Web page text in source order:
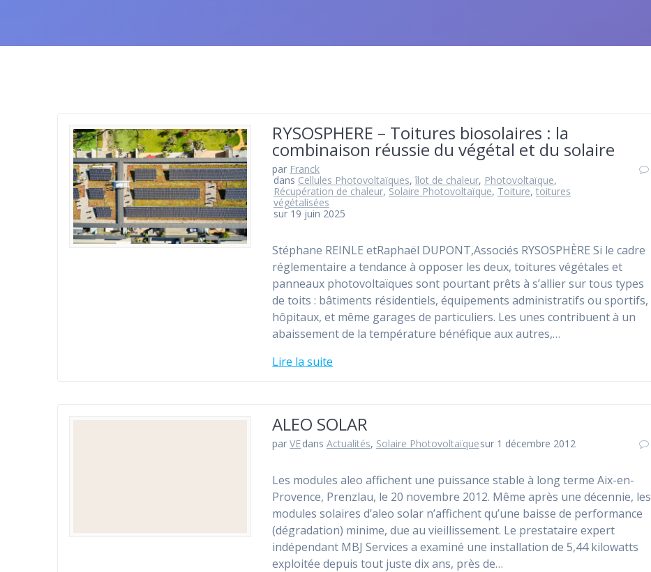
RYSOSPHERE – Toitures biosolaires : la
combinaison réussie du végétal et du solaire
par Franck
dans Cellules Photovoltaïques,îlot de chaleur, Photovoltaïque,
Récupération de chaleur, Solaire Photovoltaïque, Toiture, toitures
végétalisées
sur 19 juin 2025
Stéphane REINLE etRaphaël DUPONT,Associés RYSOSPHÈRE Si le cadre
réglementaire a tendance à opposer les deux, toitures végétales et
panneaux photovoltaïques sont pourtant prêts à s’allier sur tous types
de toits : bâtiments résidentiels, équipements administratifs ou sportifs,
hôpitaux, et même garages de particuliers. Les unes contribuent à un
abaissement de la température bénéfique aux autres,…
Lire la suite
ALEO SOLAR
parVEdans Actualités, Solaire Photovoltaïquesur 1 décembre 2012
Les modules aleo affichent une puissance stable à long terme Aix-en-
Provence, Prenzlau, le 20 novembre 2012. Même après une décennie, les
modules solaires d’aleo solar n’affichent qu’une baisse de performance
(dégradation) minime, due au vieillissement. Le prestataire expert
indépendant MBJ Services a examiné une installation de 5,44 kilowatts
exploitée depuis tout juste dix ans, près de…